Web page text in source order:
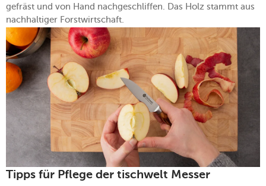
gefräst und von Hand nachgeschliffen. Das Holz stammt aus
nachhaltiger Forstwirtschaft.
Tipps für Pflege der tischwelt Messer